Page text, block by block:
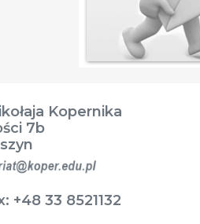
Kopernika
7b
+48 33 8521132